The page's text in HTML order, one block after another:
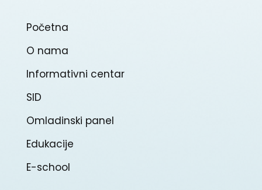
Početna
O nama
Informativni centar
SID
Omladinski panel
Edukacije
E-school